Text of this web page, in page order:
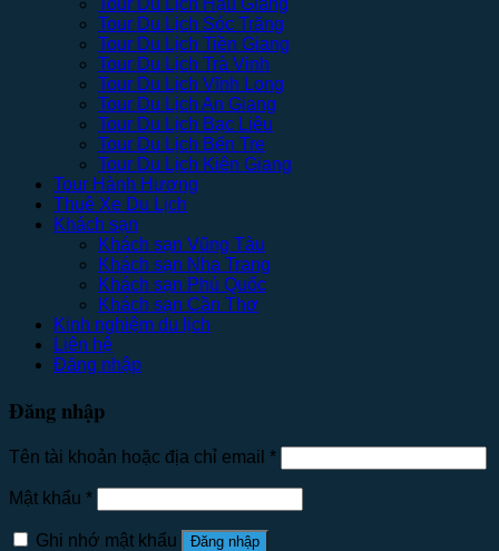
Tour Du Lịch Sóc Trăng
Tour Du Lịch Tiền Giang
Tour Du Lịch Trà Vinh
Tour Du Lịch Vĩnh Long
Tour Du Lịch An Giang
Tour Du Lịch Bạc Liêu
Tour Du Lịch Bến Tre
Tour Du Lịch Kiên Giang
Tour Hành Hương
Thuê Xe Du Lịch
Khách sạn
Khách sạn Vũng Tàu
Khách sạn Nha Trang
Khách sạn Phú Quốc
Khách sạn Cần Thơ
Kinh nghiệm du lịch
Liên hệ
Đăng nhập
Đăng nhập
Tên tài khoản hoặc địa chỉ email *
Mật khẩu *
Ghi nhớ mật khẩu Đăng nhập